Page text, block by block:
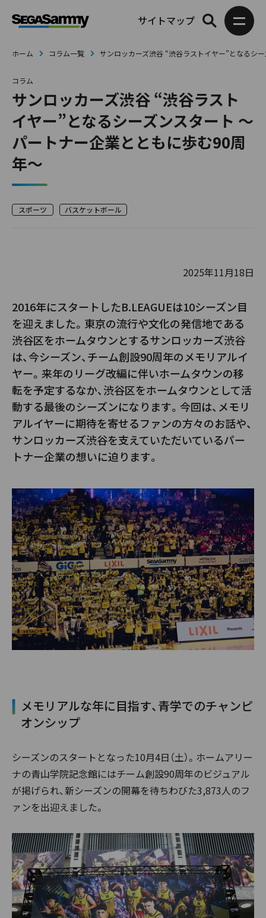
サイトマップ
ホーム コラム一覧 サンロッカーズ渋谷 “渋谷ラストイヤー”となるシ
コラム
サンロッカーズ渋谷 “渋谷ラスト
イヤー”となるシーズンスタート ～
パートナー企業とともに歩む90周
年～
スポーツ バスケットボール
2025年11月18日
2016年にスタートしたB.LEAGUEは10シーズン目
を迎えました。東京の流行や文化の発信地である
渋谷区をホームタウンとするサンロッカーズ渋谷
は、今シーズン、チーム創設90周年のメモリアルイ
ヤー。来年のリーグ改編に伴いホームタウンの移
転を予定するなか、渋谷区をホームタウンとして活
動する最後のシーズンになります。今回は、メモリ
アルイヤーに期待を寄せるファンの方々のお話や、
サンロッカーズ渋谷を支えていただいているパー
トナー企業の想いに迫ります。
メモリアルな年に目指す、青学でのチャンピ
オンシップ
シーズンのスタートとなった10月4日（土）。ホームアリー
ナの青山学院記念館にはチーム創設90周年のビジュアル
が掲げられ、新シーズンの開幕を待ちわびた3,873人のフ
ァンを出迎えました。